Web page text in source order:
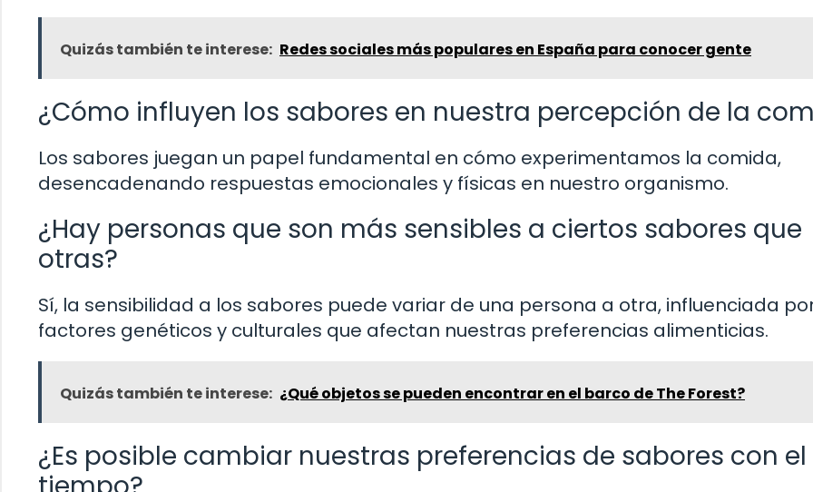
Quizás también te interese: Redes sociales más populares en España para conocer gente
¿Cómo influyen los sabores en nuestra percepción de la
Los sabores juegan un papel fundamental en cómo experimentamos la comida,
desencadenando respuestas emocionales y físicas en nuestro organismo.
¿Hay personas que son más sensibles a ciertos sabores que
otras?
Sí, la sensibilidad a los sabores puede variar de una persona a otra, influenciada
factores genéticos y culturales que afectan nuestras preferencias alimenticias.
Quizás también te interese: ¿Qué objetos se pueden encontrar en el barco de The Forest?
¿Es posible cambiar nuestras preferencias de sabores con el